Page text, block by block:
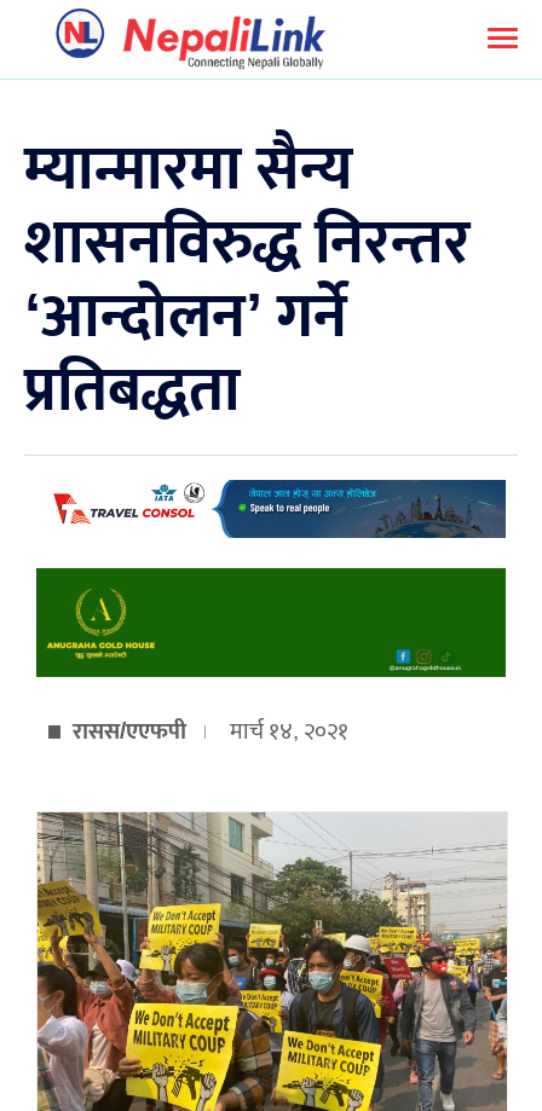
म्यान्मारमा सैन्य
शासनविरुद्ध निरन्तर
‘आन्दोलन’ गर्ने
प्रतिबद्धता
रासस/एएफपी मार्च १४, २०२१